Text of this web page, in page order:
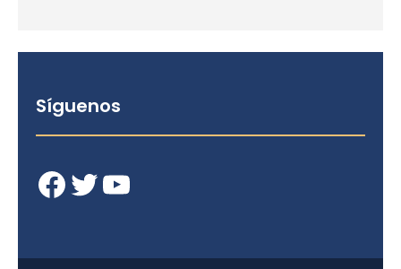
Síguenos
Facebook Twitter YouTube